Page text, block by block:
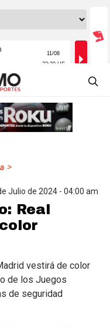
>
Julio de 2024 - 04:00 am
Real
vestirá de color
de los Juegos
de seguridad